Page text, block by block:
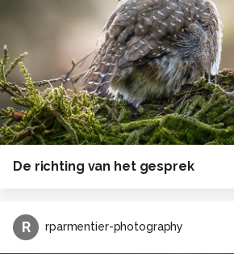
De richting van het gesprek
R rparmentier-photography